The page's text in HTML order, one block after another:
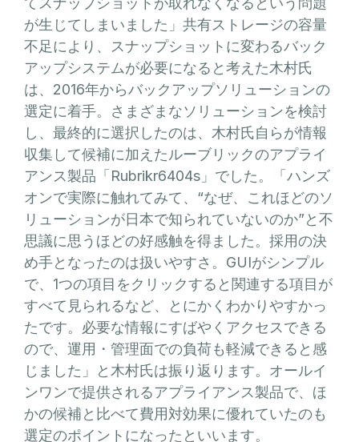
が生じてしまいました」共有ストレージの容量
不足により、スナップショットに変わるバック
アップシステムが必要になると考えた木村氏
は、2016年からバックアップソリューションの
選定に着手。さまざまなソリューションを検討
し、最終的に選択したのは、木村氏自らが情報
収集して候補に加えたルーブリックのアプライ
アンス製品「Rubrikr6404s」でした。「ハンズ
オンで実際に触れてみて、“なぜ、これほどのソ
リューションが日本で知られていないのか”と不
思議に思うほどの好感触を得ました。採用の決
め手となったのは扱いやすさ。GUIがシンプル
で、1つの項目をクリックすると関連する項目が
すべて見られるなど、とにかくわかりやすかっ
たです。必要な情報にすばやくアクセスできる
ので、運用・管理面での負荷も軽減できると感
じました」と木村氏は振り返ります。オールイ
ンワンで提供されるアプライアンス製品で、ほ
かの候補と比べて費用対効果に優れていたのも
選定のポイントになったといいます。